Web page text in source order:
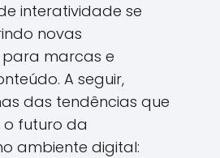
interatividade se
novas
marcas e
A seguir,
das tendências que
futuro da
ambiente digital: